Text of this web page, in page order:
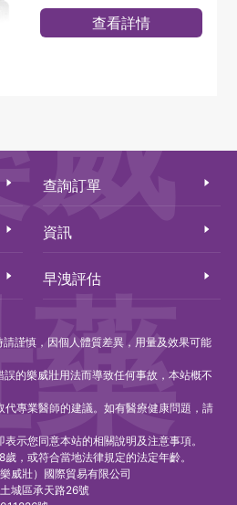
查看詳情
查詢訂單
資訊
早洩評估
請謹慎，因個人體質差異，用量及效果可能
誤的樂威壯用法而導致任何事故，本站概不
代專業醫師的建議。如有醫療健康問題，請
示您同意本站的相關說明及注意事項。
歲，或符合當地法律規定的法定年齡。
威壯）國際貿易有限公司
城區承天路26號